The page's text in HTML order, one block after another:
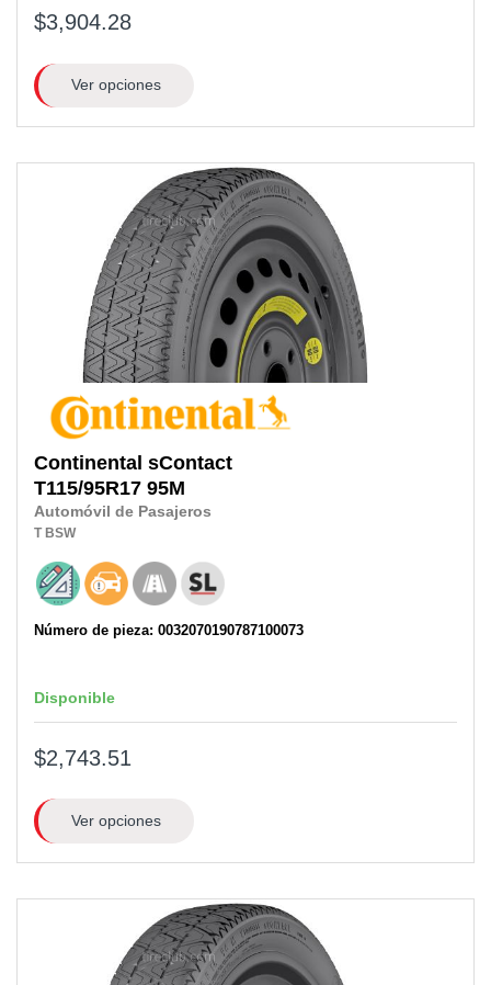
$3,904.28
Ver opciones
Continental sContact
T115/95R17 95M
Automóvil de Pasajeros
T BSW
Número de pieza: 0032070190787100073
Disponible
$2,743.51
Ver opciones